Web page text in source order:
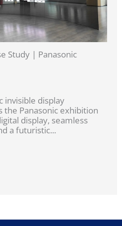
Study | Panasonic
invisible display
Panasonic exhibition
display, seamless
a futuristic...